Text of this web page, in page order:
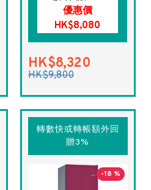
優惠價
HK$8,080
HK$8,320
HK$9,800
轉數快或轉帳額外回
贈3%
-18 %